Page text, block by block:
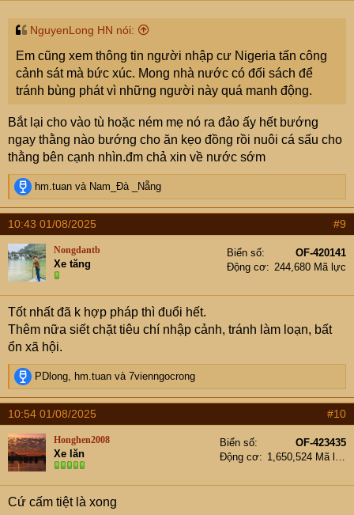
NguyenLong HN nói:
Em cũng xem thông tin người nhập cư Nigeria tấn công
cảnh sát mà bức xúc. Mong nhà nước có đối sách để
tránh bùng phát vì những người này quá manh động.
Bắt lại cho vào tù hoặc ném mẹ nó ra đảo ấy hết bướng
ngay thằng nào bướng cho ăn kẹo đồng rồi nuôi cá sấu cho
thằng bên cạnh nhìn.đm chả xin về nước sớm
R
e
a
c
t
i
o
n
s
:
hm.tuan và Nam_Đà _Nẵng
10:43 01/08/2025 #9
Nongdantb
Xe tăng
Biển số
OF-420141
Động cơ
244,680 Mã lực
Tốt nhất đã k hợp pháp thì đuổi hết.
Thêm nữa siết chặt tiêu chí nhập cảnh, tránh làm loạn, bất
ổn xã hội.
R
e
a
c
t
i
o
n
s
:
PDlong hm.tuan và 7vienngocrong
10:54 01/08/2025 #10
Honghen2008
Xe lăn
Biển số
OF-423435
Động cơ
Cứ cấm tiệt là xong